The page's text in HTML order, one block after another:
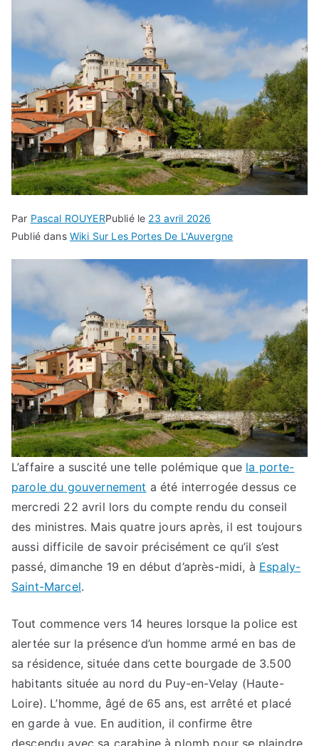
Par Pascal ROUYERPublié le 23 avril 2026
Publié dans Wiki Sur Les Portes De L'Auvergne
L’affaire a suscité une telle polémique que la porte-
parole du gouvernement a été interrogée dessus ce
mercredi 22 avril lors du compte rendu du conseil
des ministres. Mais quatre jours après, il est toujours
aussi difficile de savoir précisément ce qu’il s’est
passé, dimanche 19 en début d’après-midi, à Espaly-
Saint-Marcel.
Tout commence vers 14 heures lorsque la police est
alertée sur la présence d’un homme armé en bas de
sa résidence, située dans cette bourgade de 3.500
habitants située au nord du Puy-en-Velay (Haute-
Loire). L’homme, âgé de 65 ans, est arrêté et placé
en garde à vue. En audition, il confirme être
descendu avec sa carabine à plomb pour se plaindre